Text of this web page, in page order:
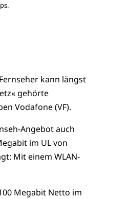
kann längst
gehörte
Vodafone (VF).
Angebot auch
im UL von
Mit einem WLAN-
Megabit Netto im